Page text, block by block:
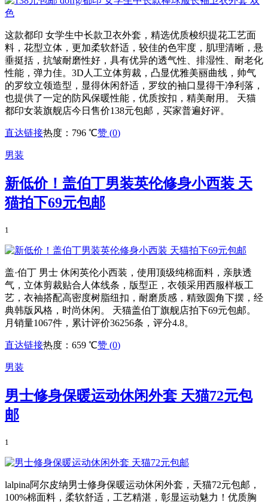
这款都印 女学生中长款卫衣外套，精选优质梭织提花工艺面
料，花型立体，更加柔软舒适，较佳的色牢度，肌理清晰，悬
垂挺括，抗皱耐磨性好，具有优异的透气性、排湿性、耐老化
性能，弹力佳。3D人工立体剪裁，凸显优雅美丽曲线，帅气
的罗纹立领造型，显得休闲舒适，罗纹的袖口显得干净利落，
也提供了一定的防风保暖性能，优质按扣，精美耐用。 天猫
都印女装旗舰店今日售价138元包邮，买家普遍好评。
直达链接热度：796 ℃赞 (0)
男装
新低价！盖伯丁男装英伦修身小西装 天
猫拍下69元包邮
1
盖·伯丁 男士 休闲英伦小西装，使用顶级纯棉面料，亲肤透
气，立体剪裁贴合人体线条，版型正，衣领采用西服样板工
艺，衣袖搭配高密度树脂纽扣，耐磨质感，精致圆角下摆，经
典韩版风格，时尚休闲。 天猫盖伯丁旗舰店拍下69元包邮。
月销量1067件，累计评价36256条，评分4.8。
直达链接热度：659 ℃赞 (0)
男装
男士修身保暖运动休闲外套 天猫72元包
邮
1
lalpina阿尔皮纳男士修身保暖运动休闲外套，天猫72元包邮，
100%棉面料，柔软舒适，工艺精湛，彰显运动魅力！优质胸